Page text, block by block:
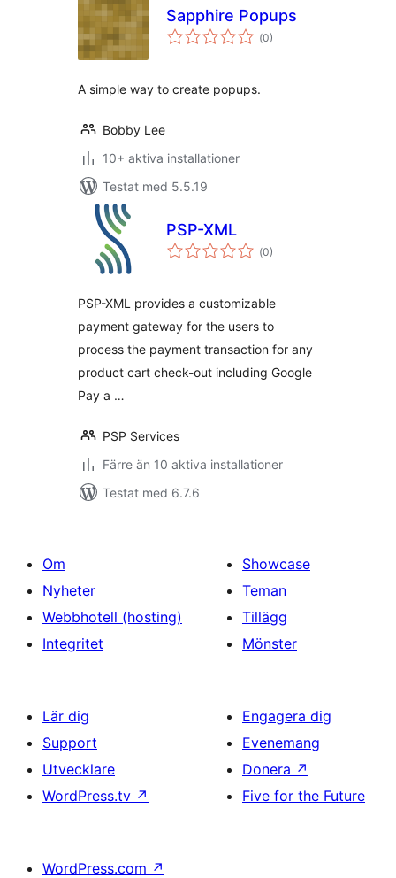
Sapphire Popups
(Totalt
antal
0)
A simple way to create popups.
Bobby Lee
10+ aktiva installationer
Testat med 5.5.19
PSP-XML
(Totalt
antal
0)
PSP-XML provides a customizable
payment gateway for the users to
process the payment transaction for any
product cart check-out including Google
Pay a …
PSP Services
Färre än 10 aktiva installationer
Testat med 6.7.6
Om
Nyheter
Webbhotell (hosting)
Integritet
Showcase
Teman
Tillägg
Mönster
Lär dig
Support
Utvecklare
WordPress.tv ↗
Engagera dig
Evenemang
Donera ↗
Five for the Future
WordPress.com ↗